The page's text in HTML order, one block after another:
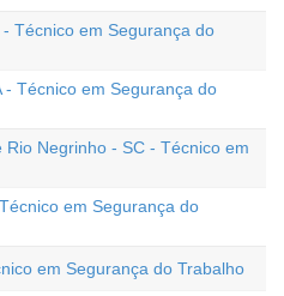
Técnico em Segurança do
- Técnico em Segurança do
Negrinho - SC - Técnico em
em Segurança do
em Segurança do Trabalho